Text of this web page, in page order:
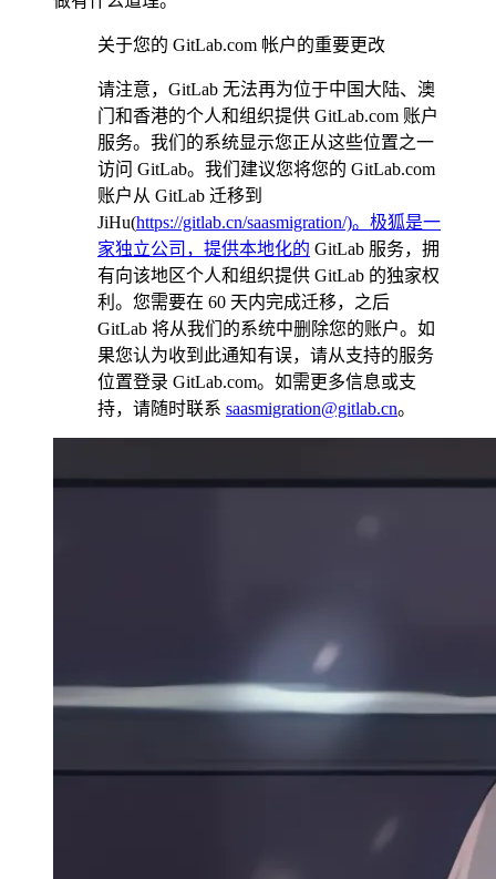
关于您的 GitLab.com 帐户的重要更改
请注意，GitLab 无法再为位于中国大陆、澳
门和香港的个人和组织提供 GitLab.com 账户
服务。我们的系统显示您正从这些位置之一
访问 GitLab。我们建议您将您的 GitLab.com
账户从 GitLab 迁移到
JiHu(https://gitlab.cn/saasmigration/)。极狐是一
家独立公司，提供本地化的 GitLab 服务，拥
有向该地区个人和组织提供 GitLab 的独家权
利。您需要在 60 天内完成迁移，之后
GitLab 将从我们的系统中删除您的账户。如
果您认为收到此通知有误，请从支持的服务
位置登录 GitLab.com。如需更多信息或支
持，请随时联系 saasmigration@gitlab.cn。